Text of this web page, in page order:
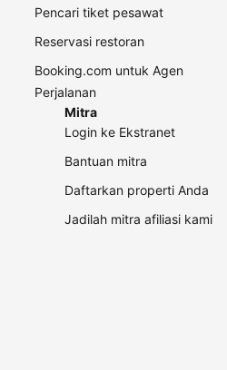
Pencari tiket pesawat
Reservasi restoran
Booking.com untuk Agen
Perjalanan
Mitra
Login ke Ekstranet
Bantuan mitra
Daftarkan properti Anda
Jadilah mitra afiliasi kami